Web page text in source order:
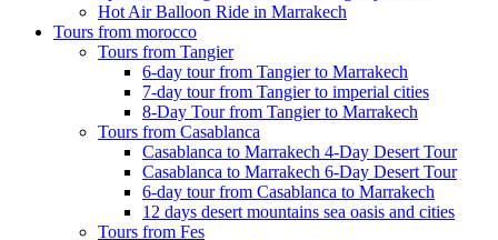
Hot Air Balloon Ride in Marrakech
Tours from morocco
Tours from Tangier
6-day tour from Tangier to Marrakech
7-day tour from Tangier to imperial cities
8-Day Tour from Tangier to Marrakech
Tours from Casablanca
Casablanca to Marrakech 4-Day Desert Tour
Casablanca to Marrakech 6-Day Desert Tour
6-day tour from Casablanca to Marrakech
12 days desert mountains sea oasis and cities
Tours from Fes